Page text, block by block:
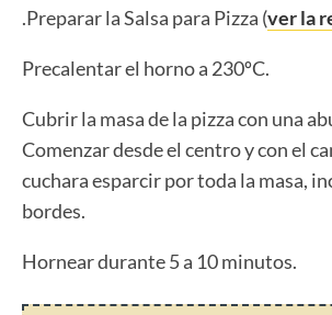
.Preparar la Salsa para Pizza (ver la
Precalentar el horno a 230ºC.
Cubrir la masa de la pizza con una
Comenzar desde el centro y con el
cuchara esparcir por toda la masa,
bordes.
Hornear durante 5 a 10 minutos.